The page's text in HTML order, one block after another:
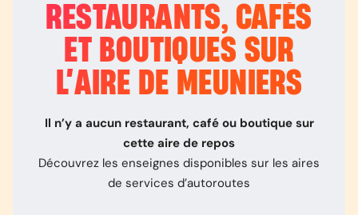
RESTAURANTS, CAFÉS
ET BOUTIQUES SUR
L’AIRE DE MEUNIERS
Il n’y a aucun restaurant, café ou boutique sur
cette aire de repos
Découvrez les enseignes disponibles sur les aires
de services d’autoroutes